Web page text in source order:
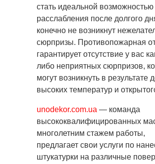
стать идеальной возможностью
расслабления после долгого
конечно не возникнут
сюрпризы. Противопожарная
гарантирует отсутствие у вас
либо неприятных сюрпризов,
могут возникнуть в результате
высоких температур и
unodekor.com.ua — команда
высококвалифицированных
многолетним стажем работы,
предлагает свои услуги по
штукатурки на различные